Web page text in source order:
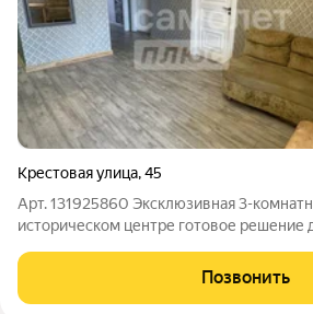
Крестовая улица,45
Арт. 131925860 Эксклюзивная 3-
историческом центре готовое решение для комфортной
67.7 м на 3 этаже в престижном доме
Позвонить